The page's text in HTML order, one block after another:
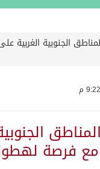
الجنوبية الغربية
فرصة